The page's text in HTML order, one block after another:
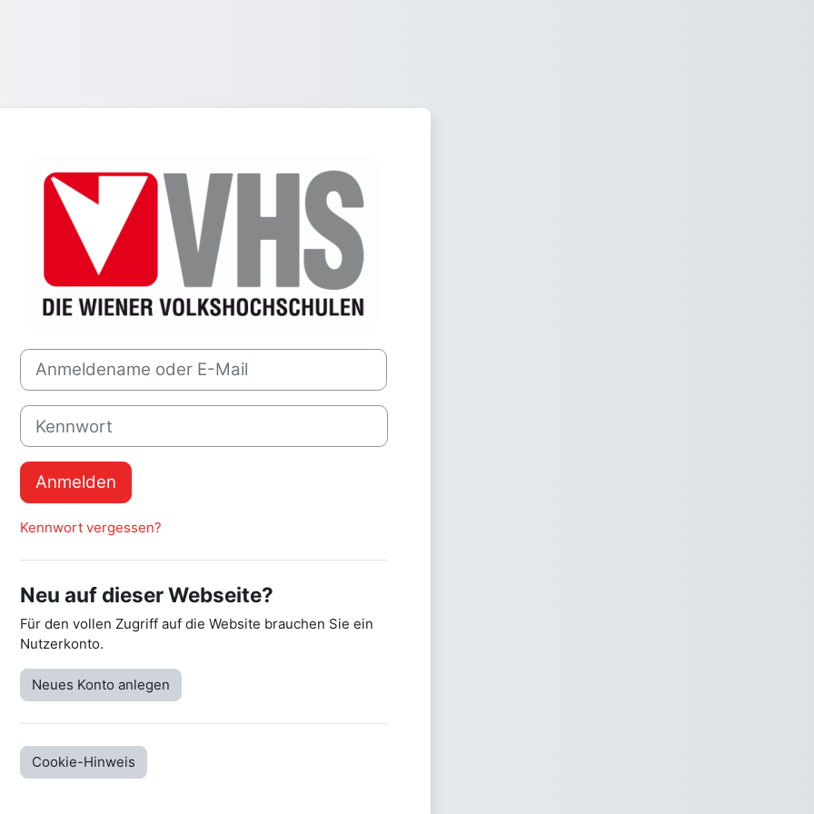
Anmelden bei 'eLearning Plattform der
Anmeldename oder E-Mail
Kennwort
Anmelden
Kennwort vergessen?
Neu auf dieser Webseite?
Für den vollen Zugriff auf die Website brauchen Sie ein
Nutzerkonto.
Neues Konto anlegen
Cookie-Hinweis